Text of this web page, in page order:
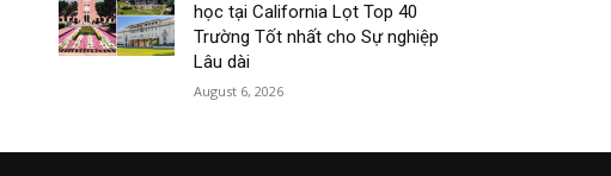
học tại California Lọt Top 40
Trường Tốt nhất cho Sự nghiệp
Lâu dài
August 6, 2026